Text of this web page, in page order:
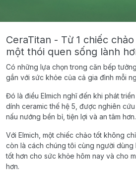
CeraTitan - Từ 1 chiếc
một thói quen sống lành
Có những lựa chọn trong căn bếp
gắn với sức khỏe của cả gia đình mỗi
Đó là điều Elmich nghĩ đến khi phát
dính ceramic thế hệ 5, được nghiên
nấu nướng bền bỉ, tiện lợi và an tâm hơn.
Với Elmich, một chiếc chảo tốt không
còn là cách chúng tôi cùng người dùng
tốt hơn cho sức khỏe hôm nay và cho
hơn.